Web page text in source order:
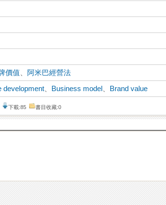
價值
阿米巴經營法
development Business model
Brand value
下載:85 書目收藏:0